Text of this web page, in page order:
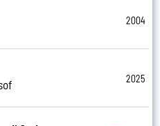
2004
2025